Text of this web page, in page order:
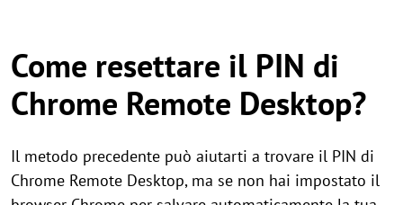
Come resettare il PIN di
Chrome Remote Desktop?
Il metodo precedente può aiutarti a trovare il PIN di
Chrome Remote Desktop, ma se non hai impostato il